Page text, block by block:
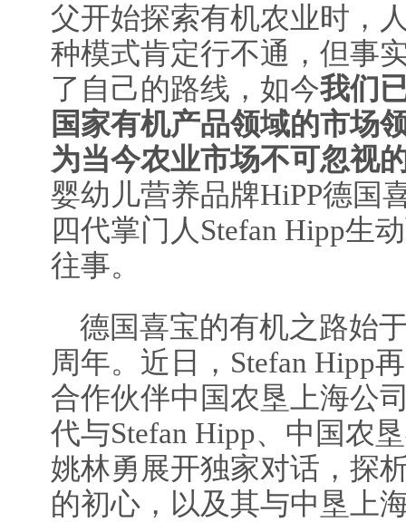
父开始探索有机农业时，
种模式肯定行不通，但事
了自己的路线，如今我们
国家有机产品领域的市场
为当今农业市场不可忽视
婴幼儿营养品牌HiPP德国
四代掌门人Stefan Hipp生
往事。
德国喜宝的有机之路始
周年。近日，Stefan Hipp
合作伙伴中国农垦上海公
代与Stefan Hipp、中国农
姚林勇展开独家对话，探
的初心，以及其与中垦上